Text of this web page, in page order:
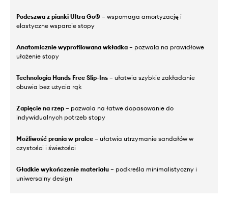
Podeszwa z pianki Ultra Go® – wspomaga amortyzację i
elastyczne wsparcie stopy
Anatomicznie wyprofilowana wkładka – pozwala na prawidłowe
ułożenie stopy
Technologia Hands Free Slip-Ins – ułatwia szybkie zakładanie
obuwia bez użycia rąk
Zapięcie na rzep – pozwala na łatwe dopasowanie do
indywidualnych potrzeb stopy
Możliwość prania w pralce – ułatwia utrzymanie sandałów w
czystości i świeżości
Gładkie wykończenie materiału – podkreśla minimalistyczny i
uniwersalny design